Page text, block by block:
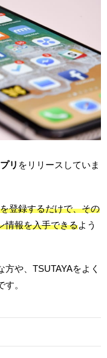
リ をリリースしていま
登録するだけで、その
情報を入手できるよう
や、TSUTAYAをよく
。